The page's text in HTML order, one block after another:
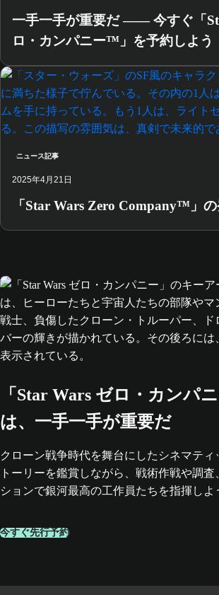
一手一手が重要だ —— 今すぐ「
ロ・カンパニー™」を予約しよう
ニュース記事
2025年4月21日
「Star Wars Zero Company™」
「Star Wars ゼロ・カンパ
は、一手一手が重要だ
クローン戦争時代を舞台にしたシネマティ
トーリーを鑑賞しながら、戦術作戦や調
ションで銀河最高の工作員たちを指揮しよ
今すぐ先行予約